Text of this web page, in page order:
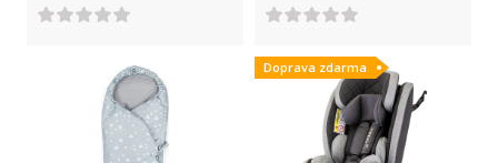
Doprava zdarma